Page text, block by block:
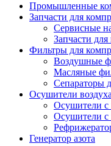
Промышленные
Запчасти для
Сервисные
Запчасти
Фильтры для
Воздушные
Масляные
Сепараторы
Осушители воздуха
Осушители с
Осушители с
Генератор азота